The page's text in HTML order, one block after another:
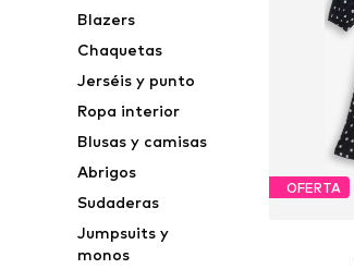
Blazers
Chaquetas
Jerséis y punto
Ropa interior
Blusas y camisas
Abrigos
Sudaderas
Jumpsuits y
monos
OFERTA